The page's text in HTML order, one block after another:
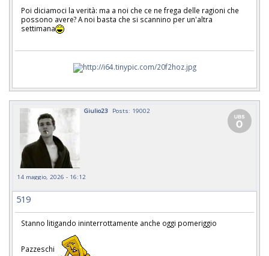
Poi diciamoci la verità: ma a noi che ce ne frega delle ragioni che
possono avere? A noi basta che si scannino per un'altra
settimana
Giulio23 Posts: 19002
14 maggio, 2026 - 16:12
519
Stanno litigando ininterrottamente anche oggi pomeriggio
Pazzeschi